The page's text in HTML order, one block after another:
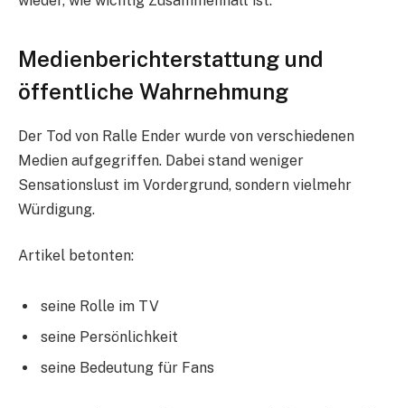
Medienberichterstattung und
öffentliche Wahrnehmung
Der Tod von Ralle Ender wurde von verschiedenen
Medien aufgegriffen. Dabei stand weniger
Sensationslust im Vordergrund, sondern vielmehr
Würdigung.
Artikel betonten:
seine Rolle im TV
seine Persönlichkeit
seine Bedeutung für Fans